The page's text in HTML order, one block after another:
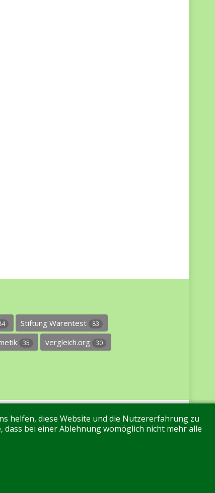
Stiftung Warentest 83
35 vergleich.org 30
helfen, diese Website und die Nutzererfahrung zu
dass bei einer Ablehnung womöglich nicht mehr alle